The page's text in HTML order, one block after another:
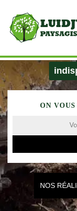
ON
NOS